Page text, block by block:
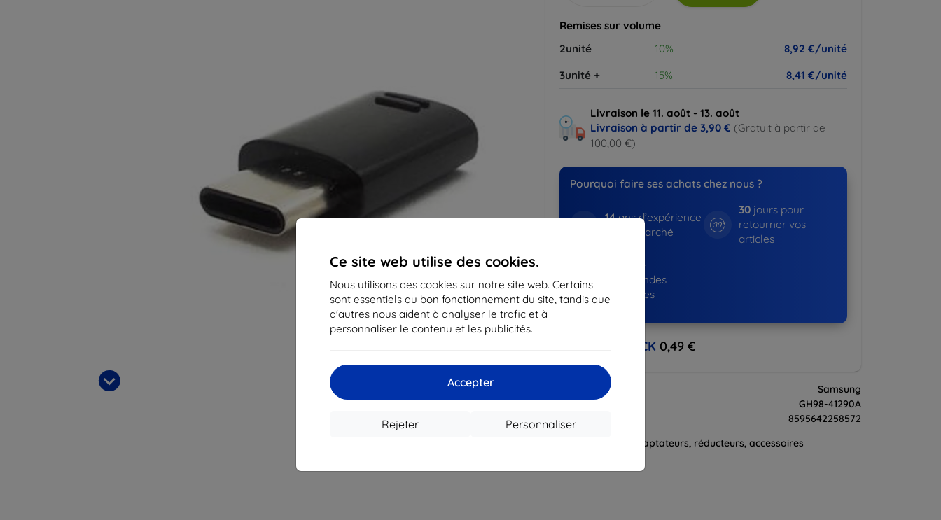
Ce site web utilise des cookies.
Nous utilisons des cookies sur notre site web. Certains
sont essentiels au bon fonctionnement du site, tandis que
d'autres nous aident à analyser le trafic et à
personnaliser le contenu et les publicités.
Accepter
Personnaliser
Rejeter
Remises sur volume
2unité
10%
8,92 €/unité
3unité +
15% 8,41 €/unité
Livraison le 11. août - 13. août
Livraison à partir de 3,90 € (Gratuit à partir de
100,00 €)
Pourquoi faire ses achats chez nous ?
14ans d’expérience
sur le marché
30jours pour
retourner vos
articles
819365+
commandes
expédiées
CASHBACK 0,49 €
Samsung
Numéro de produit
GH98-41290A
EAN
8595642258572
Adaptateurs, réducteurs, accessoires